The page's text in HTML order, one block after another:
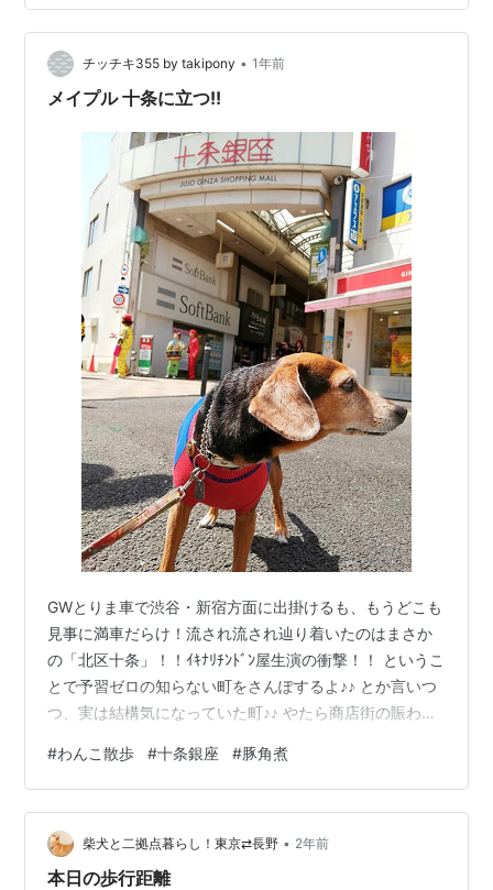
スビュー♪♪ この界隈歩き回ることもなかなか珍しい♪♪ 小
田急線沿いに参宮橋方面へぐるりさんぽ♪♪ 〆は代々木公
園でちゅ～るやで♪♪(ｵｯｻﾝは売店ｿﾌﾄｸﾘｰﾑ) まったぬ～ん♪♪
いなば ちゅ~る さつまいもバ…
チッチキ355 by takipony • 1年前
メイプル 十条に立つ!!
GWとりま車で渋谷・新宿方面に出掛けるも、もうどこも
見事に満車だらけ！流され流され辿り着いたのはまさか
の「北区十条」！！ｲｷﾅﾘﾁﾝﾄﾞﾝ屋生演の衝撃！！ というこ
とで予習ゼロの知らない町をさんぽするよ♪♪ とか言いつ
つ、実は結構気になっていた町♪♪ やたら商店街の賑わい
ﾘだったのだ♪♪ (しかも最近こんな下町の駅前にタワマン
が建ったり…) 人気店なのか行列がすごい♪♪ 色々と目ウツ
リ…。 オッサンはﾊﾗﾍﾘ過ぎたので買いやすそうな店で調
達♪♪ 商店街を北に抜けると、自然豊かで広い公園を発見
♪♪水場や長いすべり台なんかもあってファミリーﾎｲ…
#わんこ散歩 #十条銀座 #豚角煮
柴犬と二拠点暮らし！東京⇄長野 • 2年前
本日の歩行距離